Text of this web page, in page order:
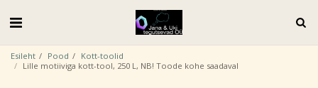
Esileht Pood
Kott-toolid
Lille motiiviga kott-tool, 250 L, NB! Toode kohe saadaval